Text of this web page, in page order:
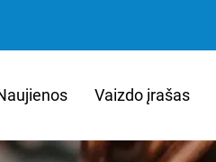
Vaizdo įrašas